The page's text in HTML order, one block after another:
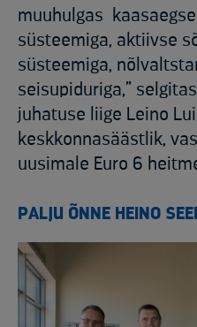
muuhulgas
süsteemiga, aktiivse
süsteemiga,
seisupiduriga,”
juhatuse liige Leino
keskkonnasäästlik,
uusimale Euro 6
PALJU ÕNNE HEINO